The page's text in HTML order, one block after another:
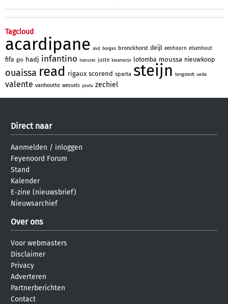
Tagcloud
acardipane aivd borges bronckhorst deijl eenhoorn elsenhout
fifa gio hadj infantino ivanusec juste kasanwirjo lotomba moussa nieuwkoop
ouaissa read rigaux scorend sparta steijn tengstedt ueda
valente vanhoutte wessels youtu zechiel
Direct naar
Aanmelden / inloggen
Feyenoord Forum
Stand
Kalender
E-zine (nieuwsbrief)
Nieuwsarchief
Over ons
Voor webmasters
Disclaimer
Privacy
Adverteren
Partnerberichten
Contact